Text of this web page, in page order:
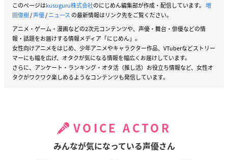
このページはkusuguru株式会社のにじめん編集部が作成・配信しています。 増
田俊樹/声優/ニュース の最新情報はリンク先をご覧ください。
アニメ・ゲーム・漫画などの2次元コンテンツや、声優・舞台・俳優などの情
報・話題をお届けする情報メディア「にじめん」。
女性向けアニメをはじめ、少年アニメやキャラクター作品、VTuberなどストリー
マーにも幅を広げ、オタクが気になる情報を幅広くお届けしています。
さらに、アンケート・ランキング・オタ活（推し活）お役立ち情報など、女性オ
タクがワクワク楽しめるようなコンテンツも発信しています。
VOICE ACTOR
みんなが気になっている声優さん